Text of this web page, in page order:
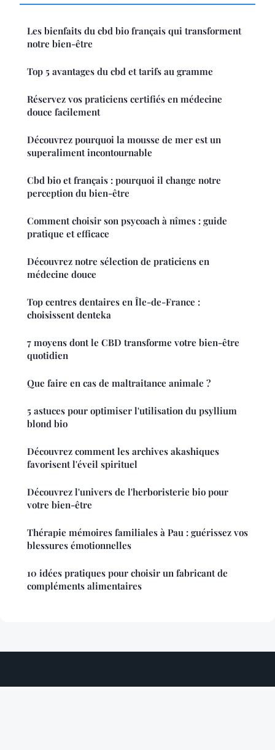
Les bienfaits du cbd bio français qui transforment
notre bien-être
Top 5 avantages du cbd et tarifs au gramme
Réservez vos praticiens certifiés en médecine
douce facilement
Découvrez pourquoi la mousse de mer est un
superaliment incontournable
Cbd bio et français : pourquoi il change notre
perception du bien-être
Comment choisir son psycoach à nîmes : guide
pratique et efficace
Découvrez notre sélection de praticiens en
médecine douce
Top centres dentaires en Île-de-France :
choisissent denteka
7 moyens dont le CBD transforme votre bien-être
quotidien
Que faire en cas de maltraitance animale ?
5 astuces pour optimiser l'utilisation du psyllium
blond bio
Découvrez comment les archives akashiques
favorisent l'éveil spirituel
Découvrez l'univers de l'herboristerie bio pour
votre bien-être
Thérapie mémoires familiales à Pau : guérissez vos
blessures émotionnelles
10 idées pratiques pour choisir un fabricant de
compléments alimentaires
Bienforme